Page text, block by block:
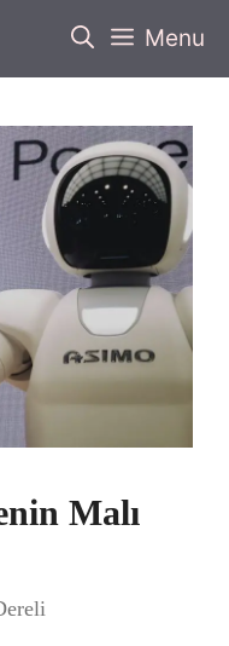
Menu
Malı